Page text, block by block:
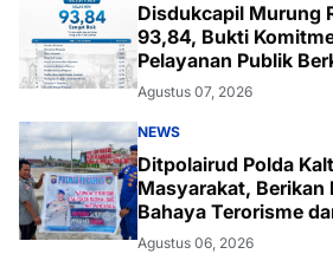
Disdukcapil Murung
93,84, Bukti
Pelayanan Publik
Agustus 07, 2026
NEWS
Ditpolairud Polda
Masyarakat, Berikan
Bahaya Terorisme
Agustus 06, 2026